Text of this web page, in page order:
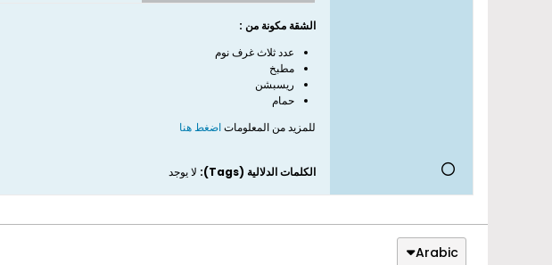
الشقة مكونة من :
عدد ثلاث غرف نوم
مطبخ
ريسبشن
حمام
للمزيد من المعلوماتاضغط هنا
الكلمات الدلالية (Tags): لا يوجد
Arabic